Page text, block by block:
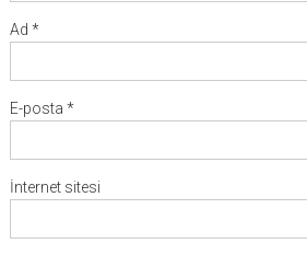
Ad *
E-posta *
İnternet sitesi